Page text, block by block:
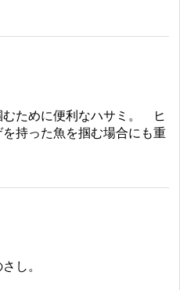
むために便利なハサミ。 ヒ
持った魚を掴む場合にも重
し。